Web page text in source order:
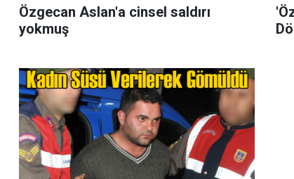
Özgecan Aslan'a cinsel saldırı
yokmuş